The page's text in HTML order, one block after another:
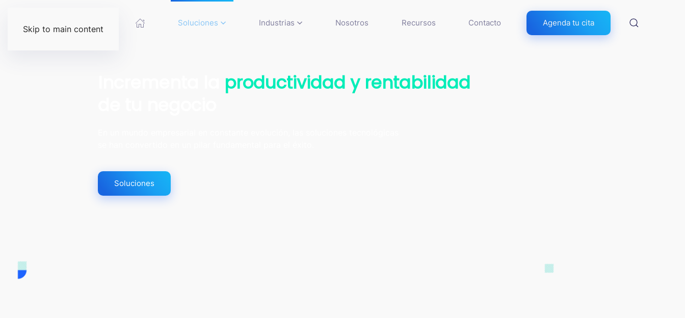
Skip to main content
Soluciones Industrias Nosotros Recursos Contacto Agenda tu cita
productividad y rentabilidad
Soluciones